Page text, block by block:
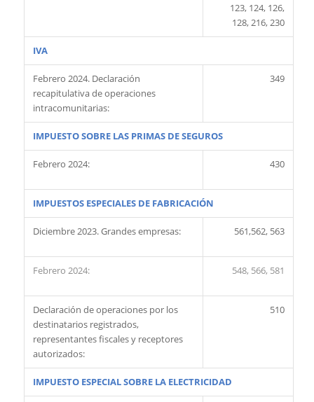
123, 124, 126,
128, 216, 230
IVA
Febrero 2024. Declaración
recapitulativa de operaciones
intracomunitarias:
349
IMPUESTO SOBRE LAS PRIMAS DE SEGUROS
Febrero 2024: 430
IMPUESTOS ESPECIALES DE FABRICACIÓN
Diciembre 2023. Grandes empresas: 561,562, 563
Febrero 2024: 548, 566, 581
Declaración de operaciones por los
destinatarios registrados,
representantes fiscales y receptores
autorizados:
510
IMPUESTO ESPECIAL SOBRE LA ELECTRICIDAD